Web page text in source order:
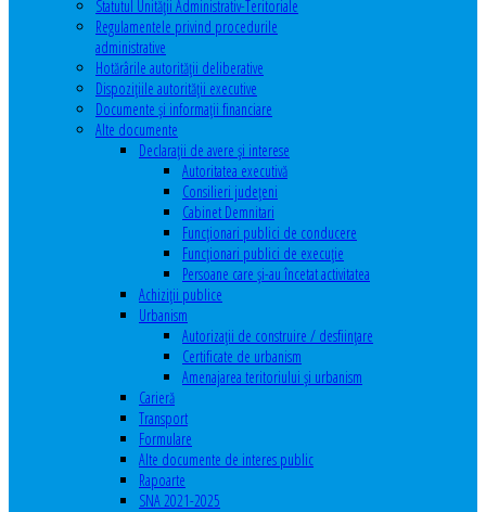
Statutul Unităţii Administrativ-Teritoriale
Regulamentele privind procedurile
administrative
Hotărârile autorităţii deliberative
Dispoziţiile autorităţii executive
Documente şi informaţii financiare
Alte documente
Declaraţii de avere şi interese
Autoritatea executivă
Consilieri judeţeni
Cabinet Demnitari
Funcţionari publici de conducere
Funcționari publici de execuție
Persoane care şi-au încetat activitatea
Achiziţii publice
Urbanism
Autorizații de construire / desființare
Certificate de urbanism
Amenajarea teritoriului şi urbanism
Carieră
Transport
Formulare
Alte documente de interes public
Rapoarte
SNA 2021-2025